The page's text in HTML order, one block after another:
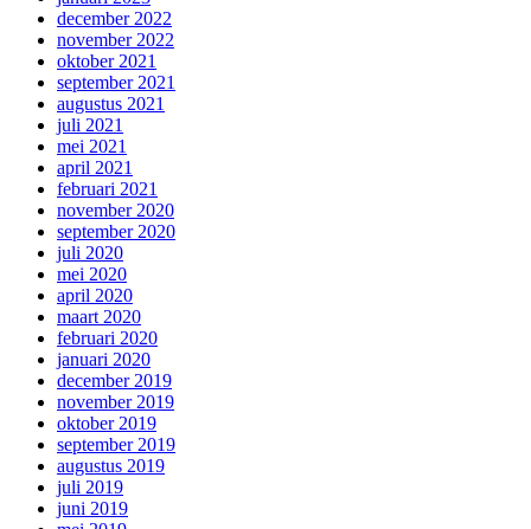
december 2022
november 2022
oktober 2021
september 2021
augustus 2021
juli 2021
mei 2021
april 2021
februari 2021
november 2020
september 2020
juli 2020
mei 2020
april 2020
maart 2020
februari 2020
januari 2020
december 2019
november 2019
oktober 2019
september 2019
augustus 2019
juli 2019
juni 2019